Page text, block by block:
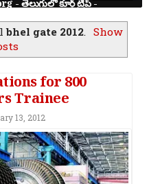
bhel gate 2012. Show
for 800
Trainee
13, 2012